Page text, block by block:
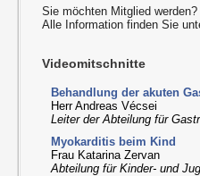
Sie möchten Mitglied werden?
Alle Information finden Sie
Videomitschnitte
Behandlung der akuten
Herr Andreas Vécsei
Leiter der Abteilung für
Myokarditis beim Kind
Frau Katarina Zervan
Abteilung für Kinder- und